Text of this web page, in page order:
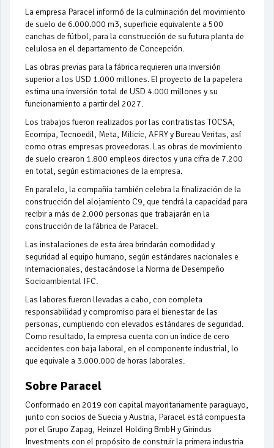
La empresa Paracel informó de la culminación del movimiento
de suelo de 6.000.000 m3, superficie equivalente a 500
canchas de fútbol, para la construcción de su futura planta de
celulosa en el departamento de Concepción.
Las obras previas para la fábrica requieren una inversión
superior a los USD 1.000 millones. El proyecto de la papelera
estima una inversión total de USD 4.000 millones y su
funcionamiento a partir del 2027.
Los trabajos fueron realizados por las contratistas TOCSA,
Ecomipa, Tecnoedil, Meta, Milicic, AFRY y Bureau Veritas, así
como otras empresas proveedoras. Las obras de movimiento
de suelo crearon 1.800 empleos directos y una cifra de 7.200
en total, según estimaciones de la empresa.
En paralelo, la compañía también celebra la finalización de la
construcción del alojamiento C9, que tendrá la capacidad para
recibir a más de 2.000 personas que trabajarán en la
construcción de la fábrica de Paracel.
Las instalaciones de esta área brindarán comodidad y
seguridad al equipo humano, según estándares nacionales e
internacionales, destacándose la Norma de Desempeño
Socioambiental IFC.
Las labores fueron llevadas a cabo, con completa
responsabilidad y compromiso para el bienestar de las
personas, cumpliendo con elevados estándares de seguridad.
Como resultado, la empresa cuenta con un índice de cero
accidentes con baja laboral, en el componente industrial, lo
que equivale a 3.000.000 de horas laborales.
Sobre Paracel
Conformado en 2019 con capital mayoritariamente paraguayo,
junto con socios de Suecia y Austria, Paracel está compuesta
por el Grupo Zapag, Heinzel Holding BmbH y Girindus
Investments con el propósito de construir la primera industria